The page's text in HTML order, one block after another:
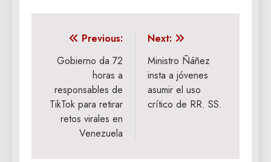
Navegación
de
entradas
Previous:
Gobierno da 72
horas a
responsables de
TikTok para retirar
retos virales en
Venezuela
Next:
Ministro Ñáñez
insta a jóvenes
asumir el uso
crítico de RR. SS.